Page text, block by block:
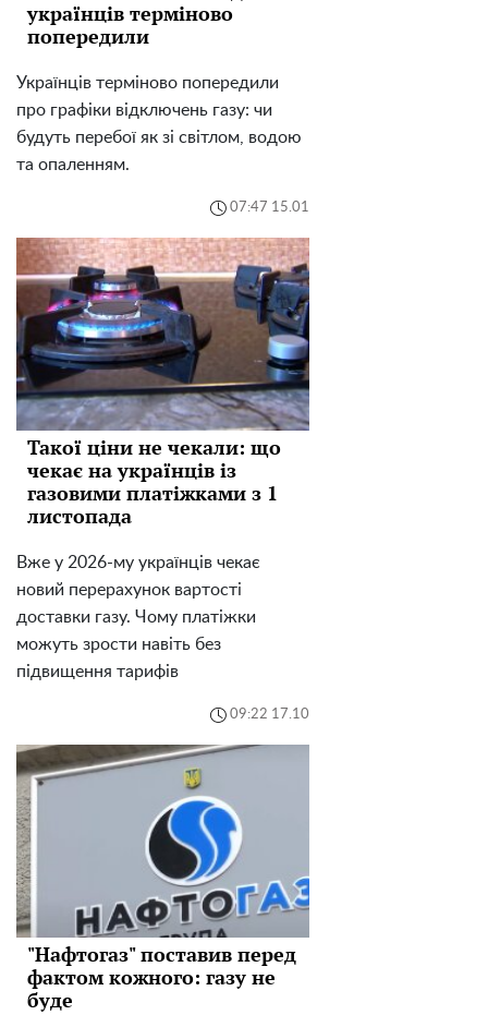
українців терміново
попередили
Українців терміново попередили
про графіки відключень газу: чи
будуть перебої як зі світлом, водою
та опаленням.
07:47 15.01
Такої ціни не чекали: що
чекає на українців із
газовими платіжками з 1
листопада
Вже у 2026-му українців чекає
новий перерахунок вартості
доставки газу. Чому платіжки
можуть зрости навіть без
підвищення тарифів
09:22 17.10
"Нафтогаз" поставив перед
фактом кожного: газу не
буде